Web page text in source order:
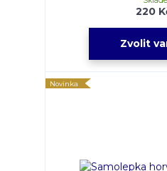
220
Zvolit
Novinka